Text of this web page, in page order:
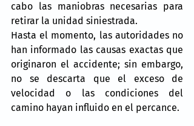
cabo las maniobras necesarias para
retirar la unidad siniestrada.
Hasta el momento, las autoridades no
han informado las causas exactas que
originaron el accidente; sin embargo,
no se descarta que el exceso de
velocidad o las condiciones del
camino hayan influido en el percance.